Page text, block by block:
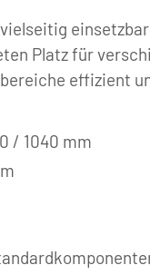
einsetzbar
Platz für
effizient
/ 1040 mm